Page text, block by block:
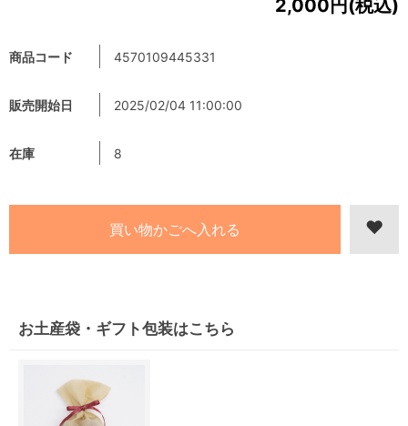
2,000円(税込)
商品コード 4570109445331
販売開始日 2025/02/04 11:00:00
在庫 8
お土産袋・ギフト包装はこちら